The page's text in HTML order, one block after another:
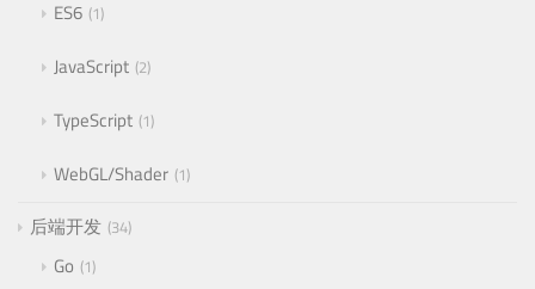
ES6 1
JavaScript 2
TypeScript 1
WebGL/Shader 1
后端开发 34
Go 1